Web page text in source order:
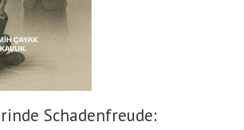
Schadenfreude: